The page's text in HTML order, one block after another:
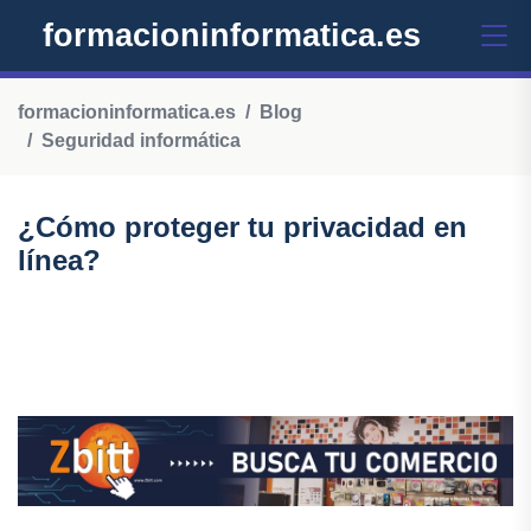
formacioninformatica.es
formacioninformatica.es
Blog
Seguridad informática
¿Cómo proteger tu privacidad en
línea?